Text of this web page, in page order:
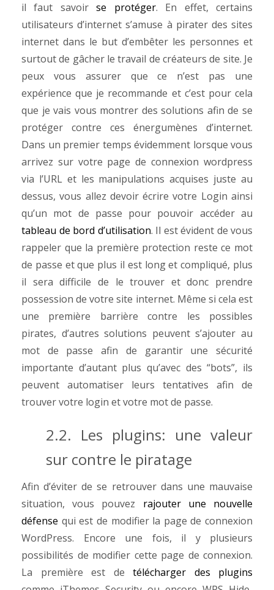
il faut savoirse protéger. En effet, certains
utilisateurs d’internet s’amuse à pirater des sites
internet dans le but d’embêter les personnes et
surtout de gâcher le travail de créateurs de site. Je
peux vous assurer que ce n’est pas une
expérience que je recommande et c’est pour cela
que je vais vous montrer des solutions afin de se
protéger contre ces énergumènes d’internet.
Dans un premier temps évidemment lorsque vous
arrivez sur votre page de connexion wordpress
via l’URL et les manipulations acquises juste au
dessus, vous allez devoir écrire votre Login ainsi
qu’un mot de passe pour pouvoir accéder au
tableau de bord d’utilisation. Il est évident de vous
rappeler que la première protection reste ce mot
de passe et que plus il est long et compliqué, plus
il sera difficile de le trouver et donc prendre
possession de votre site internet. Même si cela est
une première barrière contre les possibles
pirates, d’autres solutions peuvent s’ajouter au
mot de passe afin de garantir une sécurité
importante d’autant plus qu’avec des “bots”, ils
peuvent automatiser leurs tentatives afin de
trouver votre login et votre mot de passe.
2.2. Les plugins: une valeur
sur contre le piratage
Afin d’éviter de se retrouver dans une mauvaise
situation, vous pouvez rajouter une nouvelle
défense qui est de modifier la page de connexion
WordPress. Encore une fois, il y plusieurs
possibilités de modifier cette page de connexion.
La première est de télécharger des plugins